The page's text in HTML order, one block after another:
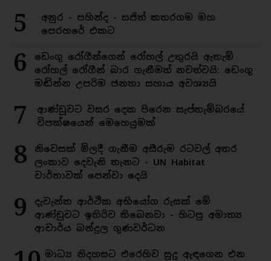
5
අනුර - පහින්ද - සජිත් කතරගම මහ
පෙරහරේ එකට
6
ඩෙංගු රෝගීන්ගෙන් රෝහල් උතුරයි ඇතැම්
රෝහල් රෝගීන් බාර ගැනීමත් නවත්වයි: ඩෙංගු
මඬින්න උපරිම ජනතා සහාය අවශ්‍යයි
7
ආණ්ඩුවට වසර දෙක පිරෙන සැප්තැම්බරයේ
විපක්ෂයෙන් මෙහෙයුමක්
8
නිවෙසක් මිලදී ගැනීම අසීරුම රටවල් අතර
ලංකාව දෙවැනි තැනට - UN Habitat
වාර්තාවක් පෙන්වා දෙයි
9
දැවැන්ත ආර්ථික අභියෝග රුසක් මේ
ආණ්ඩුවට ඉතිරිව තිබෙනවා - හිටපු අමාත්‍ය
ආචාර්ය බන්දුල ගුණවර්ධන
මාධ්‍ය නිදහසට එරෙහිව සුදු ඇඳගෙන එන